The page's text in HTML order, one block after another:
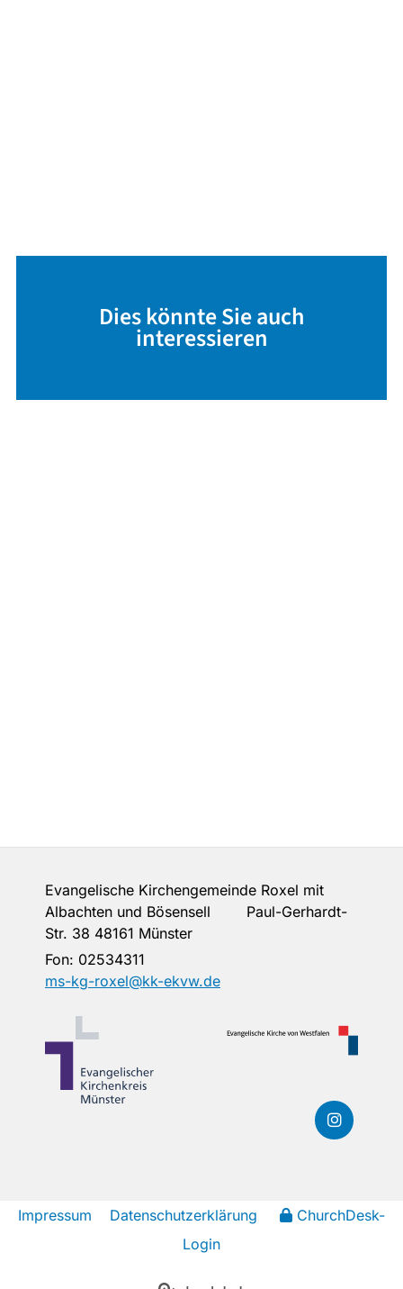
Dies könnte Sie auch
interessieren
Evangelische Kirchengemeinde Roxel mit
Albachten und Bösensell Paul-Gerhardt-
Str. 38 48161 Münster
Fon: 02534311
ms-kg-roxel@kk-ekvw.de
Impressum Datenschutzerklärung
ChurchDesk-
Login